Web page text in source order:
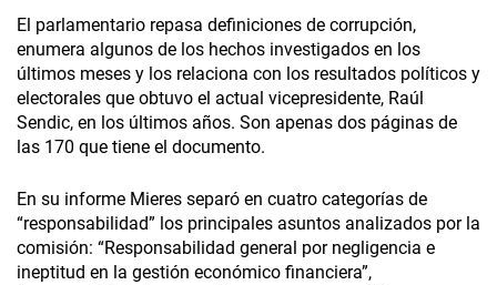
El parlamentario repasa definiciones de corrupción,
enumera algunos de los hechos investigados en los
últimos meses y los relaciona con los resultados políticos y
electorales que obtuvo el actual vicepresidente, Raúl
Sendic, en los últimos años. Son apenas dos páginas de
las 170 que tiene el documento.
En su informe Mieres separó en cuatro categorías de
“responsabilidad” los principales asuntos analizados por la
comisión: “Responsabilidad general por negligencia e
ineptitud en la gestión económico financiera”,